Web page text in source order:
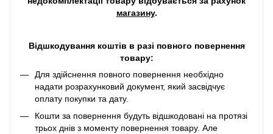
магазину.
Відшкодування коштів в разі повного повернення
товару:
Для здійснення повного повернення необхідно
надати розрахунковий документ, який засвідчує
оплату покупки та дату.
Кошти за повернення будуть відшкодовані на протязі
трьох днів з моменту повернення товару. Але